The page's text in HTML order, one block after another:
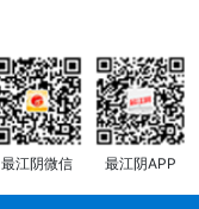
最江阴微信 最江阴APP